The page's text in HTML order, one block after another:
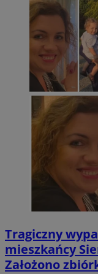
Tragiczny
mieszkańcy
Założono